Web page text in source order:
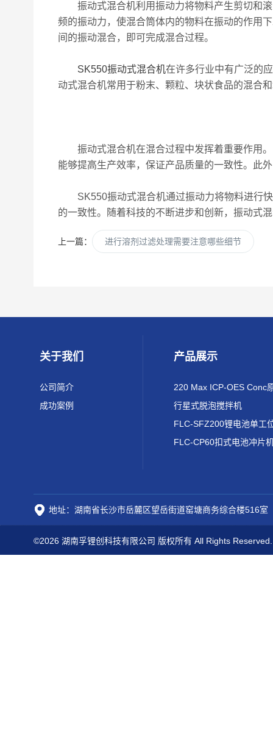
振动式混合机利用振动力将物料产生剪切和滚
频的振动力，使混合筒体内的物料在振动的作用
间的振动混合，即可完成混合过程。
SK550振动式混合机在许多行业中有广泛的
动式混合机常用于粉末、颗粒、块状食品的混合
振动式混合机在混合过程中发挥着重要作用。
能够提高生产效率，保证产品质量的一致性。此
SK550振动式混合机通过振动力将物料进行快
的一致性。随着科技的不断进步和创新，振动式
上一篇： 进行溶剂过滤处理需要注意哪些细节
关于我们
公司简介
成功案例
产品展示
行星式脱泡搅拌机
FLC-CP60扣式电池冲片
地址：湖南省长沙市岳麓区望岳街道窑塘商务综合楼516室
©2026 湖南孚锂创科技有限公司 版权所有 All Rights